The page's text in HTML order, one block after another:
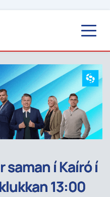
saman í Kaíró í
13:00